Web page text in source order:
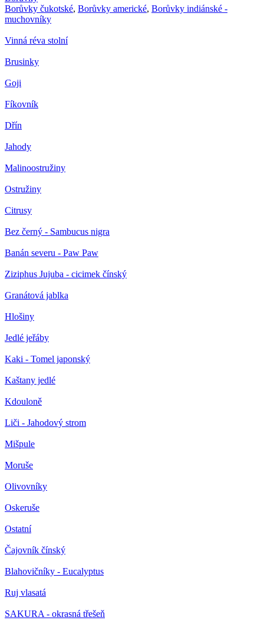
Borůvky čukotské, Borůvky americké, Borůvky indiánské -
muchovníky
Vinná réva stolní
Brusinky
Goji
Fíkovník
Dřín
Jahody
Malinoostružiny
Ostružiny
Citrusy
Bez černý - Sambucus nigra
Banán severu - Paw Paw
Ziziphus Jujuba - cicimek čínský
Granátová jablka
Hlošiny
Jedlé jeřáby
Kaki - Tomel japonský
Kaštany jedlé
Kdouloně
Liči - Jahodový strom
Mišpule
Moruše
Olivovníky
Oskeruše
Ostatní
Čajovník čínský
Blahovičníky - Eucalyptus
Ruj vlasatá
SAKURA - okrasná třešeň